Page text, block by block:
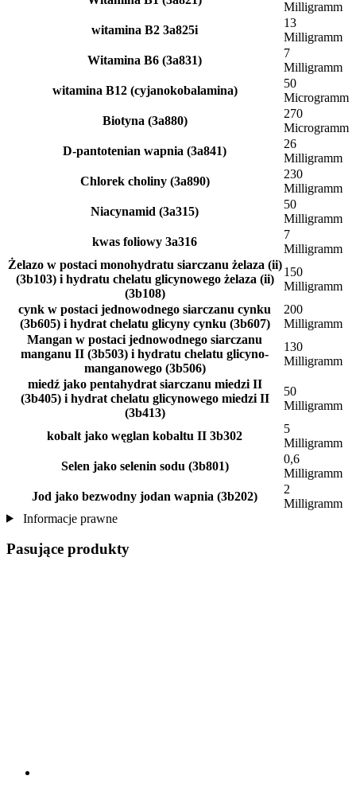
Milligramm
witamina B2 3a825i
13
Milligramm
Witamina B6 (3a831)
7
Milligramm
witamina B12 (cyjanokobalamina)
50
Microgramm
Biotyna (3a880)
270
Microgramm
D-pantotenian wapnia (3a841)
26
Milligramm
Chlorek choliny (3a890)
230
Milligramm
Niacynamid (3a315)
50
Milligramm
kwas foliowy 3a316
7
Milligramm
Żelazo w postaci monohydratu siarczanu żelaza (ii)
(3b103) i hydratu chelatu glicynowego żelaza (ii)
(3b108)
150
Milligramm
cynk w postaci jednowodnego siarczanu cynku
(3b605) i hydrat chelatu glicyny cynku (3b607)
200
Milligramm
Mangan w postaci jednowodnego siarczanu
manganu II (3b503) i hydratu chelatu glicyno-
manganowego (3b506)
130
Milligramm
miedź jako pentahydrat siarczanu miedzi II
(3b405) i hydrat chelatu glicynowego miedzi II
(3b413)
50
Milligramm
kobalt jako węglan kobaltu II 3b302
5
Milligramm
Selen jako selenin sodu (3b801)
0,6
Milligramm
Jod jako bezwodny jodan wapnia (3b202)
2
Milligramm
Informacje prawne
Pasujące produkty